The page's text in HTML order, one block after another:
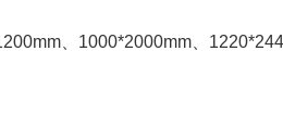
、1000*2000mm、